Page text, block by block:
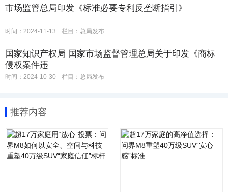
市场监管总局印发《标准必要专利反垄断指引》
时间：2024-11-13 栏目： 总局发布
国家知识产权局 国家市场监督管理总局关于印发《商标
侵权案件违
时间：2024-10-30 栏目： 总局发布
推荐内容